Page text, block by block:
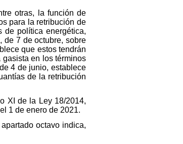
otras, la función de
para la retribución de
de política energética,
de 7 de octubre, sobre
que estos tendrán
en los términos
4 de junio, establece
de la retribución
XI de la Ley 18/2014,
1 de enero de 2021.
octavo indica,